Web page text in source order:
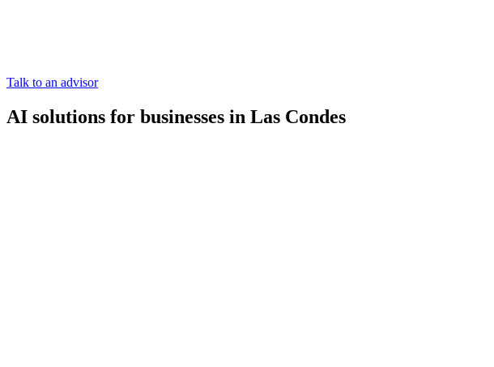
Talk to an advisor
AI solutions for businesses in Las Condes